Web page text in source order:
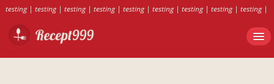
testing| testing| testing| testing| testing| testing| testing| testing| testing|
testing| testing testing | testing|
|